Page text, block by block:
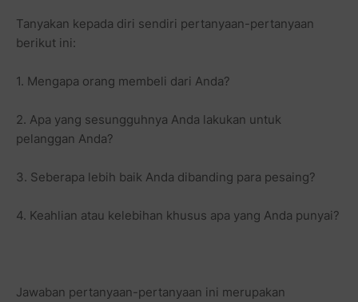
Tanyakan kepada diri sendiri pertanyaan-pertanyaan
berikut ini:
1. Mengapa orang membeli dari Anda?
2. Apa yang sesungguhnya Anda lakukan untuk
pelanggan Anda?
3. Seberapa lebih baik Anda dibanding para pesaing?
4. Keahlian atau kelebihan khusus apa yang Anda punyai?
Jawaban pertanyaan-pertanyaan ini merupakan